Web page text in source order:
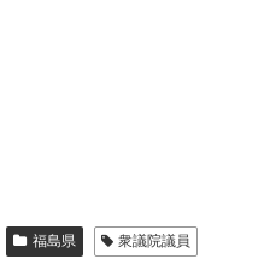
福島県 衆議院議員